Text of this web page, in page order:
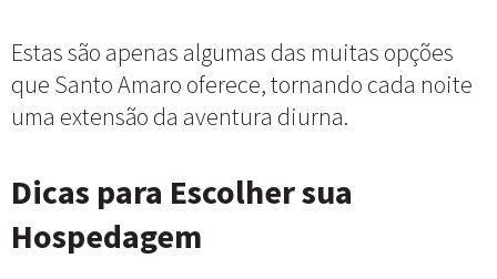
Estas são apenas algumas das muitas opções
que Santo Amaro oferece, tornando cada noite
uma extensão da aventura diurna.
Dicas para Escolher sua
Hospedagem